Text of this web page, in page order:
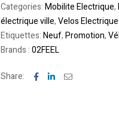
Categories:Mobilite Electrique,
électrique ville,Velos
Etiquettes:Neuf,Promotion,
Brands :02FEEL
Share: Facebook
LinkedinEmail